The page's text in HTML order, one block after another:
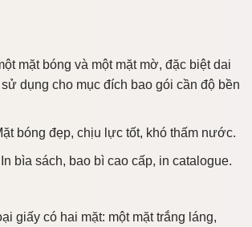
mặt bóng và một mặt mờ, đặc biệt dai
dụng cho mục đích bao gói cần độ bền
bóng đẹp, chịu lực tốt, khó thấm nước.
bìa sách, bao bì cao cấp, in catalogue.
giấy có hai mặt: một mặt trắng láng,